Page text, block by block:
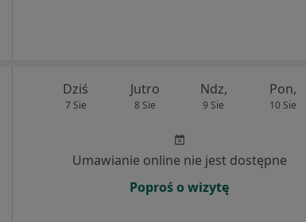
Dziś
7 Sie
Jutro
8 Sie
Ndz,
9 Sie
Pon,
10 Sie
Umawianie online nie jest dostępne
Poproś o wizytę